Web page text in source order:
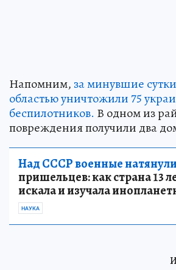
Напомним, за минувшие
областью уничтожили 75
беспилотников. В одном из
повреждения получили два
Над СССР военные натянули
пришельцев: как страна 13
искала и изучала
НАУКА